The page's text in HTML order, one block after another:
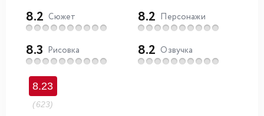
8.2 Сюжет 8.2 Персонажи
8.3 Рисовка 8.2 Озвучка
8.23
(623)